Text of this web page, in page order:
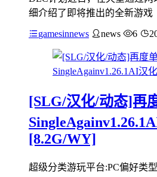
细介绍了即将推出的全新游戏
gamesinnews news 6
[SLG/汉化/动态]再
[8.2G/WY]
超级分类游玩平台:PC偏好类